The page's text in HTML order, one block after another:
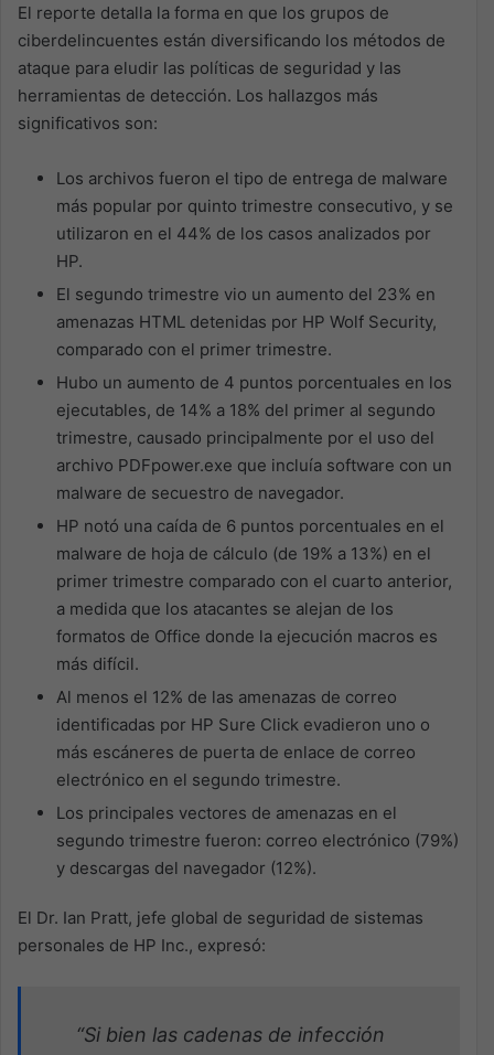
El reporte detalla la forma en que los grupos de
ciberdelincuentes están diversificando los métodos de
ataque para eludir las políticas de seguridad y las
herramientas de detección. Los hallazgos más
significativos son:
Los archivos fueron el tipo de entrega de malware
más popular por quinto trimestre consecutivo, y se
utilizaron en el 44% de los casos analizados por
HP.
El segundo trimestre vio un aumento del 23% en
amenazas HTML detenidas por HP Wolf Security,
comparado con el primer trimestre.
Hubo un aumento de 4 puntos porcentuales en los
ejecutables, de 14% a 18% del primer al segundo
trimestre, causado principalmente por el uso del
archivo PDFpower.exe que incluía software con un
malware de secuestro de navegador.
HP notó una caída de 6 puntos porcentuales en el
malware de hoja de cálculo (de 19% a 13%) en el
primer trimestre comparado con el cuarto anterior,
a medida que los atacantes se alejan de los
formatos de Office donde la ejecución macros es
más difícil.
Al menos el 12% de las amenazas de correo
identificadas por HP Sure Click evadieron uno o
más escáneres de puerta de enlace de correo
electrónico en el segundo trimestre.
Los principales vectores de amenazas en el
segundo trimestre fueron: correo electrónico (79%)
y descargas del navegador (12%).
El Dr. Ian Pratt, jefe global de seguridad de sistemas
personales de HP Inc., expresó:
“Si bien las cadenas de infección